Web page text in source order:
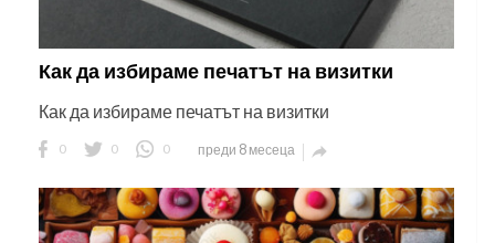
Как да избираме печатът на визитки
Как да избираме печатът на визитки
0 0 0 преди 8 месеца 